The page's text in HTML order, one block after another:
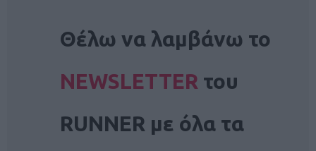
Θέλω να λαμβάνω το
NEWSLETTER του
RUNNER με όλα τα